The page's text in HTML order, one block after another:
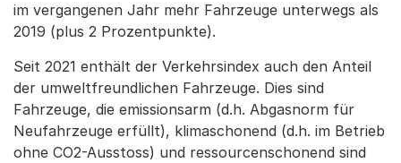
im vergangenen Jahr mehr Fahrzeuge unterwegs als
2019 (plus 2 Prozentpunkte).
Seit 2021 enthält der Verkehrsindex auch den Anteil
der umweltfreundlichen Fahrzeuge. Dies sind
Fahrzeuge, die emissionsarm (d.h. Abgasnorm für
Neufahrzeuge erfüllt), klimaschonend (d.h. im Betrieb
ohne CO2-Ausstoss) und ressourcenschonend sind